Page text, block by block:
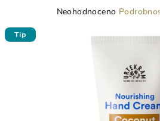
Průměrné
produktu
Neohodnoceno
Tip